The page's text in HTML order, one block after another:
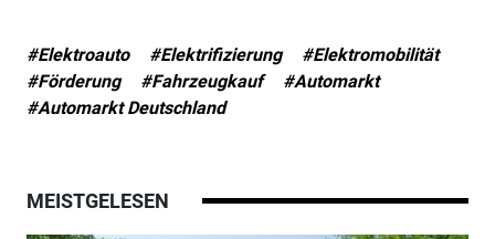
#Elektroauto #Elektrifizierung
#Elektromobilität
#Förderung
#Fahrzeugkauf
#Automarkt
#Automarkt Deutschland
MEISTGELESEN